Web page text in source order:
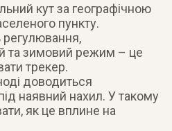
кут за географічною
пункту.
та зимовий режим – це
трекер.
доводиться
наявний нахил. У такому
як це вплине на